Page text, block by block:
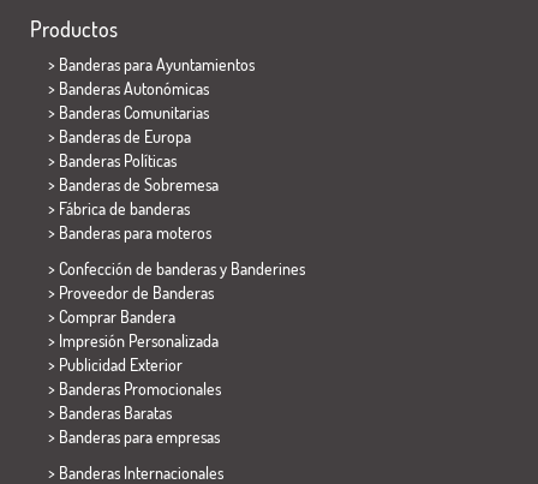
Productos
> Banderas para Ayuntamientos
> Banderas Autonómicas
> Banderas Comunitarias
> Banderas de Europa
> Banderas Políticas
> Banderas de Sobremesa
> Fábrica de banderas
> Banderas para moteros
> Confección de banderas y Banderines
> Proveedor de Banderas
> Comprar Bandera
> Impresión Personalizada
> Publicidad Exterior
> Banderas Promocionales
> Banderas Baratas
> Banderas para empresas
> Banderas Internacionales